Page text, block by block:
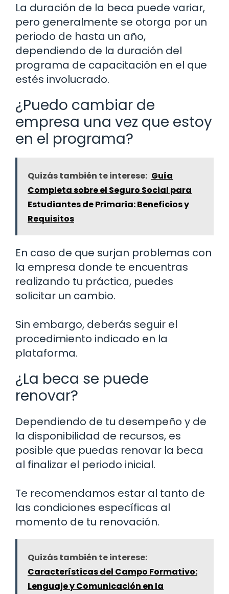
La duración de la beca puede variar,
pero generalmente se otorga por un
periodo de hasta un año,
dependiendo de la duración del
programa de capacitación en el que
estés involucrado.
¿Puedo cambiar de
empresa una vez que estoy
en el programa?
Quizás también te interese: Guía
Completa sobre el Seguro Social para
Estudiantes de Primaria: Beneficios y
Requisitos
En caso de que surjan problemas con
la empresa donde te encuentras
realizando tu práctica, puedes
solicitar un cambio.
Sin embargo, deberás seguir el
procedimiento indicado en la
plataforma.
¿La beca se puede
renovar?
Dependiendo de tu desempeño y de
la disponibilidad de recursos, es
posible que puedas renovar la beca
al finalizar el periodo inicial.
Te recomendamos estar al tanto de
las condiciones específicas al
momento de tu renovación.
Quizás también te interese:
Características del Campo Formativo:
Lenguaje y Comunicación en la